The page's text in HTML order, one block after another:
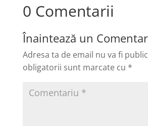
0 Comentarii
Înaintează un
Adresa ta de email nu va fi
obligatorii sunt marcate cu *